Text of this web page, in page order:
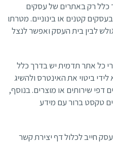
כלל רק באתרים של עסקים
קטנים או בינוניים. מטרתו
לבין בית העסק ואפשר לנצל
כל אתר תדמית יש בדרך כלל
ביטוי את האינטרס ולהשיג
דפי שירותים או מוצרים. בנוסף,
טקסט ברור עם מידע
חייב לכלול דף יצירת קשר